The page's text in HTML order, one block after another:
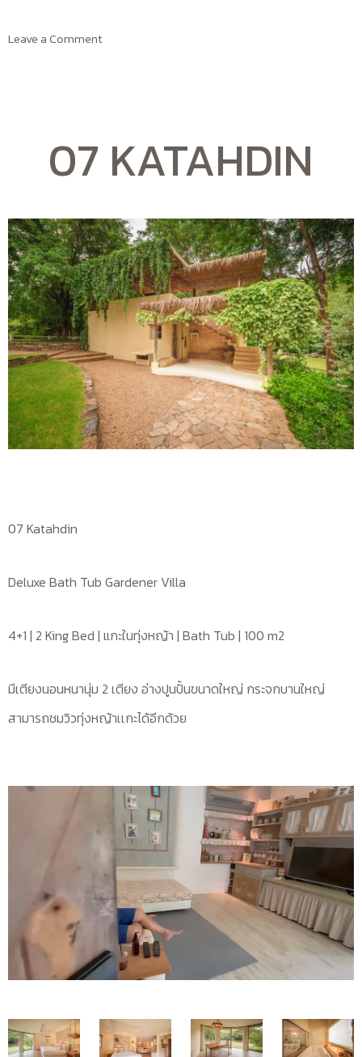
Leave a Comment
07 KATAHDIN
07 Katahdin
Deluxe Bath Tub Gardener Villa
4+1 | 2 King Bed | แกะในทุ่งหญ้า | Bath Tub | 100 m2
มีเตียงนอนหนานุ่ม 2 เตียง อ่างปูนปั้นขนาดใหญ่ กระจกบานใหญ่
สามารถชมวิวทุ่งหญ้าเเกะได้อีกด้วย